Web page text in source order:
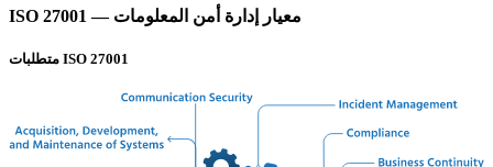
ISO 27001 — معيار إدارة أمن المعلومات
متطلبات ISO 27001